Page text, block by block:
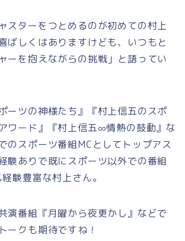
スターをつとめるのが初めての村上
ばしくはありますけども、いつもと
ーを抱えながらの挑戦」と語ってい
ーツの神様たち』『村上信五のスポ
ワード』『村上信五∞情熱の鼓動』な
のスポーツ番組MCとしてトップアス
験ありで既にスポーツ以外での番組
験豊富な村上さん。
演番組『月曜から夜更かし』などで
ークも期待ですね！